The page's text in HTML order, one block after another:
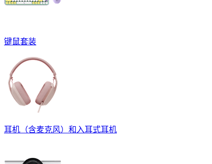
键鼠套装
耳机（含麦克风）和入耳式耳机